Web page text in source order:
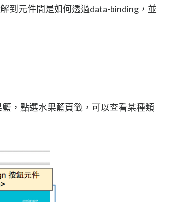
到元件間是如何透過data-binding，並
，點選水果籃頁籤，可以查看某種類